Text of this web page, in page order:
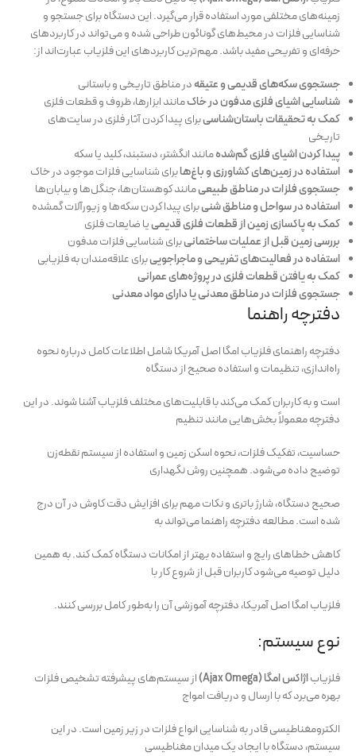
زمینه‌های مختلفی مورد استفاده قرار می‌گیرد. این دستگاه برای جستجو و
شناسایی فلزات در محیط‌های گوناگون طراحی شده و می‌تواند در کاربردهای
حرفه‌ای و تفریحی مفید باشد. مهم‌ترین کاربردهای این فلزیاب عبارت‌اند از:
جستجوی سکه‌های قدیمی و عتیقهدر مناطق تاریخی و باستانی
شناسایی اشیای فلزی مدفون در خاکمانند ابزارها، ظروف و قطعات فلزی
کمک به تحقیقات باستان‌شناسیبرای پیدا کردن آثار فلزی در سایت‌های
تاریخی
پیدا کردن اشیای فلزی گم‌شدهمانند انگشتر، دستبند، کلید یا سکه
استفاده در زمین‌های کشاورزی و باغ‌هابرای شناسایی فلزات موجود در خاک
جستجوی فلزات در مناطق طبیعیمانند کوهستان‌ها، جنگل‌ها و بیابان‌ها
استفاده در سواحل و مناطق شنیبرای پیدا کردن سکه‌ها و زیورآلات گمشده
کمک به پاکسازی زمین از قطعات فلزی قدیمییا ضایعات فلزی
بررسی زمین قبل از عملیات ساختمانیبرای شناسایی فلزات مدفون
استفاده در فعالیت‌های تفریحی و ماجراجوییبرای علاقه‌مندان به فلزیابی
کمک به یافتن قطعات فلزی در پروژه‌های عمرانی
جستجوی فلزات در مناطق معدنی یا دارای مواد معدنی
دفترچه راهنما
دفترچه راهنمای فلزیاب امگا اصل آمریکا شامل اطلاعات کامل درباره نحوه
راه‌اندازی، تنظیمات و استفاده صحیح از دستگاه
است و به کاربران کمک می‌کند با قابلیت‌های مختلف فلزیاب آشنا شوند. در این
دفترچه معمولاً بخش‌هایی مانند تنظیم
حساسیت، تفکیک فلزات، نحوه اسکن زمین و استفاده از سیستم نقطه‌زن
توضیح داده می‌شود. همچنین روش نگهداری
صحیح دستگاه، شارژ باتری و نکات مهم برای افزایش دقت کاوش در آن درج
شده است. مطالعه دفترچه راهنما می‌تواند به
کاهش خطاهای رایج و استفاده بهتر از امکانات دستگاه کمک کند. به همین
دلیل توصیه می‌شود کاربران قبل از شروع کار با
فلزیاب امگا اصل آمریکا، دفترچه آموزشی آن را به‌طور کامل بررسی کنند.
نوع سیستم:
فلزیاباژاکس امگا (Ajax Omega)
از سیستم‌های پیشرفته تشخیص فلزات
بهره می‌برد که با ارسال و دریافت امواج
الکترومغناطیسی قادر به شناسایی انواع فلزات در زیر زمین است. در این
سیستم، دستگاه با ایجاد یک میدان مغناطیسی